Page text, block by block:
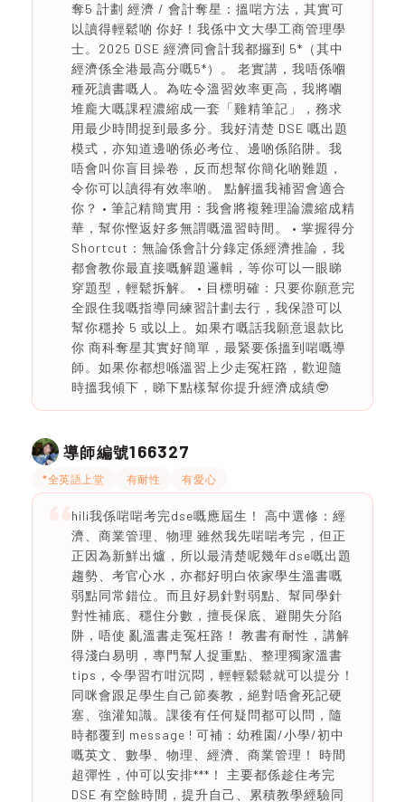
奪5 計劃 經濟 / 會計奪星：搵啱方法，其實可
以讀得輕鬆啲 你好！我係中文大學工商管理學
士。2025 DSE 經濟同會計我都攞到 5*（其中
經濟係全港最高分嘅5*）。 老實講，我唔係嗰
種死讀書嘅人。為咗令溫習效率更高，我將嗰
堆龐大嘅課程濃縮成一套「雞精筆記」，務求
用最少時間捉到最多分。我好清楚 DSE 嘅出題
模式，亦知道邊啲係必考位、邊啲係陷阱。我
唔會叫你盲目操卷，反而想幫你簡化啲難題，
令你可以讀得有效率啲。 點解搵我補習會適合
你？ • 筆記精簡實用：我會將複雜理論濃縮成精
華，幫你慳返好多無謂嘅溫習時間。 • 掌握得分
Shortcut：無論係會計分錄定係經濟推論，我
都會教你最直接嘅解題邏輯，等你可以一眼睇
穿題型，輕鬆拆解。 • 目標明確：只要你願意完
全跟住我嘅指導同練習計劃去行，我保證可以
幫你穩拎 5 或以上。如果冇嘅話我願意退款比
你 商科奪星其實好簡單，最緊要係搵到啱嘅導
師。如果你都想喺溫習上少走冤枉路，歡迎隨
時搵我傾下，睇下點樣幫你提升經濟成績🤓
導師編號166327
*全英語上堂 有耐性 有愛心
hili我係啱啱考完dse嘅應屆生！ 高中選修：經
濟、商業管理、物理 雖然我先啱啱考完，但正
正因為新鮮出爐，所以最清楚呢幾年dse嘅出題
趨勢、考官心水，亦都好明白依家學生溫書嘅
弱點同常錯位。而且好易針對弱點、幫同學針
對性補底、穩住分數，擅長保底、避開失分陷
阱，唔使 亂溫書走冤枉路！ 教書有耐性，講解
得淺白易明，專門幫人捉重點、整理獨家溫書
tips，令學習冇咁沉悶，輕輕鬆鬆就可以提分！
同咪會跟足學生自己節奏教，絕對唔會死記硬
塞、強灌知識。課後有任何疑問都可以問，隨
時都覆到 message ! 可補：幼稚園/小學/初中
嘅英文、數學、物理、經濟、商業管理！ 時間
超彈性，仲可以安排***！ 主要都係趁住考完
DSE 有空餘時間，提升自己、累積教學經驗同